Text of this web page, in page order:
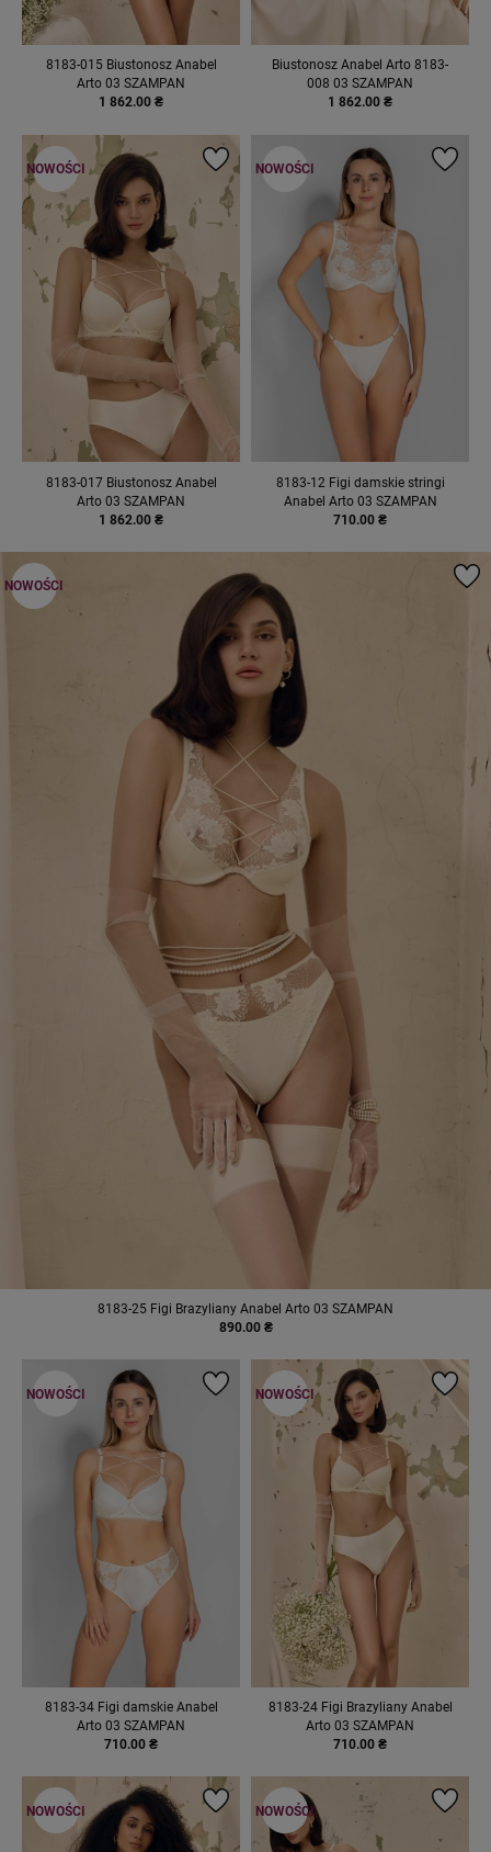
8183-015 Biustonosz Anabel
Arto 03 SZAMPAN
1 862.00 ₴
Biustonosz Anabel Arto 8183-
008 03 SZAMPAN
1 862.00 ₴
8183-017 Biustonosz Anabel
Arto 03 SZAMPAN
1 862.00 ₴
NOWOŚCI
8183-12 Figi damskie stringi
Anabel Arto 03 SZAMPAN
710.00 ₴
NOWOŚCI
8183-25 Figi Brazyliany Anabel Arto 03 SZAMPAN
890.00 ₴
NOWOŚCI
8183-34 Figi damskie Anabel
Arto 03 SZAMPAN
710.00 ₴
NOWOŚCI
8183-24 Figi Brazyliany Anabel
Arto 03 SZAMPAN
710.00 ₴
NOWOŚCI
NOWOŚCI NOWOŚCI